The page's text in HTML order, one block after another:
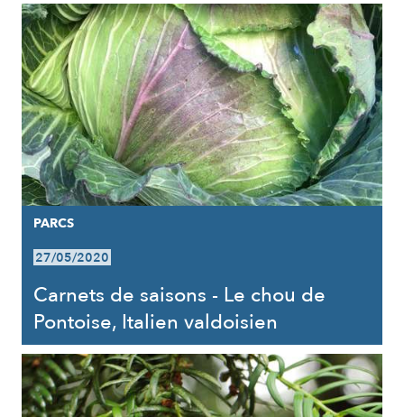
PARCS
27/05/2020
Carnets de saisons - Le chou de
Pontoise, Italien valdoisien